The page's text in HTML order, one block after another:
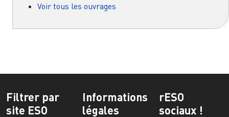
Voir tous les ouvrages
Filtrer par
site ESO
Informations
légales
rESO
sociaux !